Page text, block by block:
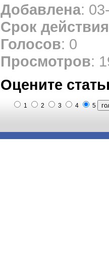
Добавлена:
Срок действия
Голосов: 0
Просмотров:
Оцените
1 2 3 4 5